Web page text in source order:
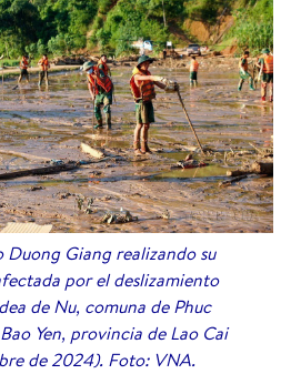
Giang realizando su
por el deslizamiento
de Nu, comuna de Phuc
Yen, provincia de Lao Cai
de 2024). Foto: VNA.